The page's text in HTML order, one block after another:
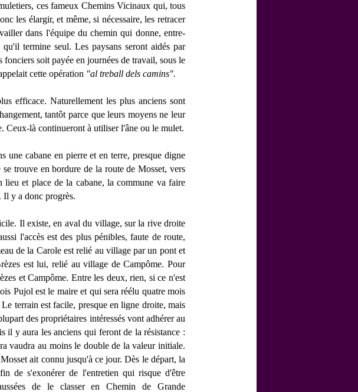
ces fameux Chemins Vicinaux qui, tous
les élargir, et même, si nécessaire, les retracer
dans l'équipe du chemin qui donne, entre-
termine seul. Les paysans seront aidés par
soit payée en journées de travail, sous le
cette opération "al treball dels camins".
efficace. Naturellement les plus anciens sont
tantôt parce que leurs moyens ne leur
Ceux-là continueront à utiliser l'âne ou le mulet.
une cabane en pierre et en terre, presque digne
trouve en bordure de la route de Mosset, vers
et place de la cabane, la commune va faire
Il y a donc progrès.
Il existe, en aval du village, sur la rive droite
l'accès est des plus pénibles, faute de route,
de la Carole est relié au village par un pont et
est lui, relié au village de Campôme. Pour
et Campôme. Entre les deux, rien, si ce n'est
Pujol est le maire et qui sera réélu quatre mois
terrain est facile, presque en ligne droite, mais
des propriétaires intéressés vont adhérer au
il y aura les anciens qui feront de la résistance :
vaudra au moins le double de la valeur initiale.
ait connu jusqu'à ce jour. Dès le départ, la
de s'exonérer de l'entretien qui risque d'être
de le classer en Chemin de Grande